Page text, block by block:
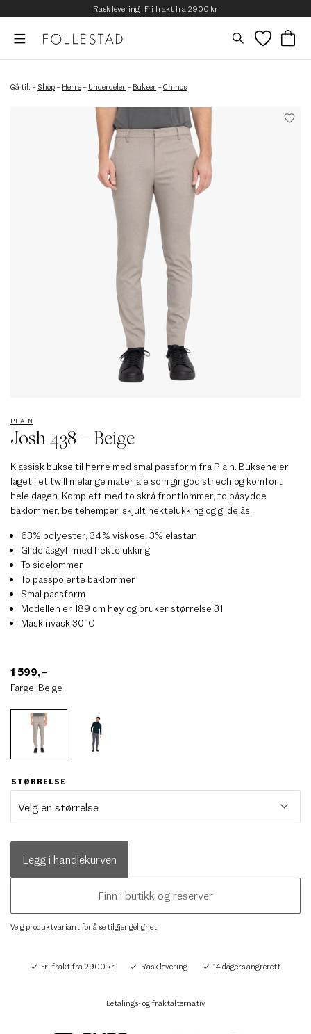
Rask levering | Fri frakt fra 2900 kr
Gå til: – Shop – Herre – Underdeler – Bukser –Chinos
PLAIN
Josh 438 – Beige
Klassisk bukse til herre med smal passform fra Plain. Buksene er
laget i et twill melange materiale som gir god strech og komfort
hele dagen. Komplett med to skrå frontlommer, to påsydde
baklommer, beltehemper, skjult hektelukking og glidelås.
63% polyester, 34% viskose, 3% elastan
Glidelåsgylf med hektelukking
To sidelommer
To passpolerte baklommer
Smal passform
Modellen er 189 cm høy og bruker størrelse 31
Maskinvask 30°C
1 599,–
Farge: Beige
STØRRELSE
Legg i handlekurven
Finn i butikk og reserver
Velg produktvariant for å se tilgjengelighet
Fri frakt fra 2900 kr Rask levering 14 dagers angrerett
Betalings- og fraktalternativ